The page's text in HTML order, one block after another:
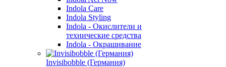
Indola Care
Indola Styling
Indola - Окислители и
технические средства
Indola - Окрашивание
Invisibobble (Германия)